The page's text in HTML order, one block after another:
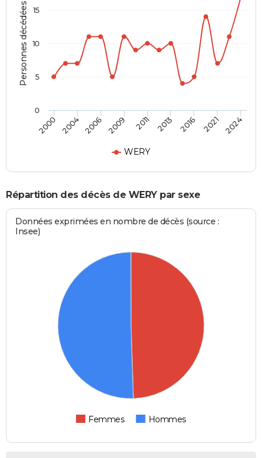
Personnes décédées
WERY
2000 2004 2006 2009 2011 2013 2016 2021 2024
0
5
10
15
Répartition des décès de WERY par sexe
Données exprimées en nombre de décès (source :
Insee)
Femmes Hommes